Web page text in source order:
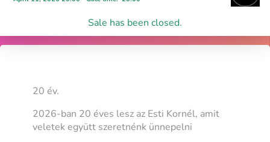
Sale has been closed.
20 év.
2026-ban 20 éves lesz az Esti Kornél, amit
veletek együtt szeretnénk ünnepelni